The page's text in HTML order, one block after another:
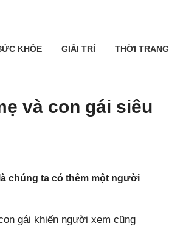
KHỎE GIẢI TRÍ THỜI TRANG
và con gái siêu
chúng ta có thêm một người
gái khiến người xem cũng